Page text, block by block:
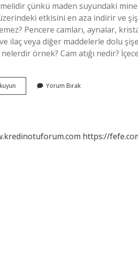
çünkü maden suyundaki
etkisini en aza indirir ve
Pencere camları, aynalar,
ilaç veya diğer maddelerle dolu
örnek? Cam atığı nedir?
Suyu
Mı
Yorum Bırak
https://